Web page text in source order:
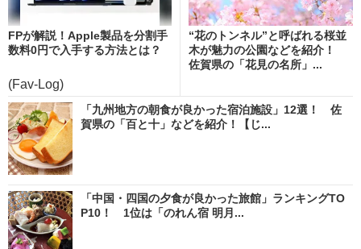
FPが解説！Apple製品を分割手
数料0円で入手する方法とは？
(Fav-Log)
“花のトンネル”と呼ばれる桜並
木が魅力の公園などを紹介！
佐賀県の「花見の名所」...
「九州地方の朝食が良かった宿泊施設」12選！ 佐
賀県の「百と十」などを紹介！【じ...
「中国・四国の夕食が良かった旅館」ランキングTO
P10！ 1位は「のれん宿 明月...